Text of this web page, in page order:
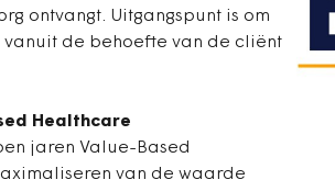
ontvangt. Uitgangspunt is om
de behoefte van de cliënt
Healthcare
jaren Value-Based
van de waarde